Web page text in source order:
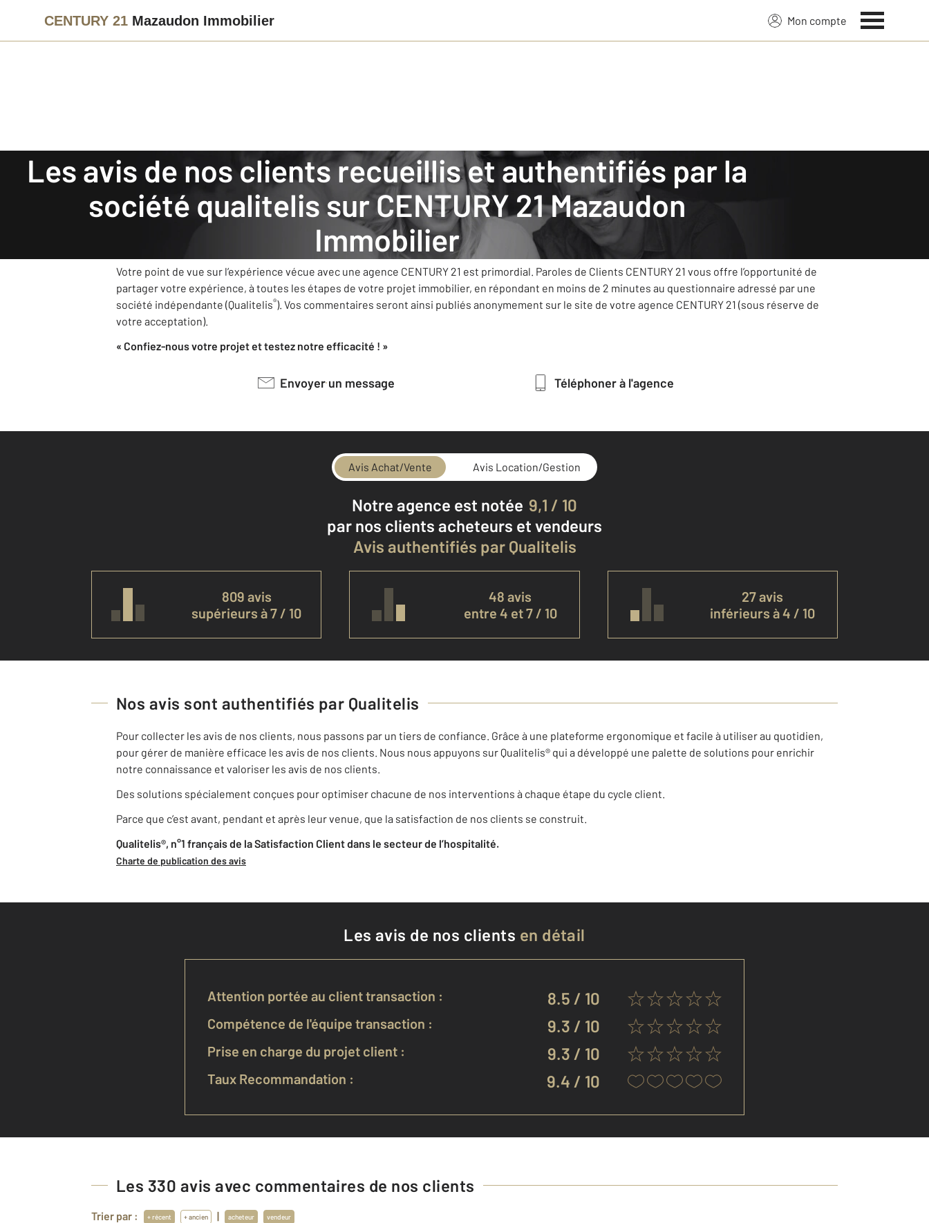
CENTURY 21 Mazaudon Immobilier Mon compte
Les avis de nos clients recueillis et authentifiés par la
société qualitelis surCENTURY 21 Mazaudon
Immobilier
Agence immobilière Avis de nos clients
CENTURY 21 Mazaudon Immobilier: nos clients donnent leurs avis
Notre agence CENTURY 21 Mazaudon Immobilier s’est fixée comme priorité de vous apporter le meilleur service et mettra tout en œuvre pour
Votre point de vue sur l’expérience vécue avec une agence CENTURY 21 est primordial. Paroles de Clients CENTURY 21 vous offre l’opportunité de
partager votre expérience, à toutes les étapes de votre projet immobilier, en répondant en moins de 2 minutes au questionnaire adressé par une
société indépendante (Qualitelis®). Vos commentaires seront ainsi publiés anonymement sur le site de votre agence CENTURY 21 (sous réserve de
votre acceptation).
« Confiez-nous votre projet et testez notre efficacité ! »
Envoyer un message Téléphoner à l'agence
Avis Achat/Vente Avis Location/Gestion
Notre agence est notée 9,1 / 10
par nos clients acheteurs et vendeurs
Avis authentifiés par Qualitelis
809 avis
supérieurs à 7 / 10
48 avis
entre 4 et 7 / 10
27 avis
inférieurs à 4 / 10
Nos avis sont authentifiés par Qualitelis
Pour collecter les avis de nos clients, nous passons par un tiers de confiance. Grâce à une plateforme ergonomique et facile à utiliser au quotidien,
pour gérer de manière efficace les avis de nos clients. Nous nous appuyons sur Qualitelis® qui a développé une palette de solutions pour enrichir
notre connaissance et valoriser les avis de nos clients.
Des solutions spécialement conçues pour optimiser chacune de nos interventions à chaque étape du cycle client.
Parce que c’est avant, pendant et après leur venue, que la satisfaction de nos clients se construit.
Qualitelis®, n°1 français de la Satisfaction Client dans le secteur de l’hospitalité.
Charte de publication des avis
Les avis de nos clients en détail
Attention portée au client transaction : 8.5 / 10
Compétence de l'équipe transaction : 9.3 / 10
Prise en charge du projet client : 9.3 / 10
Taux Recommandation : 9.4 / 10
Les 330 avis avec commentaires de nos clients
Trier par : + récent + ancien | acheteur vendeur